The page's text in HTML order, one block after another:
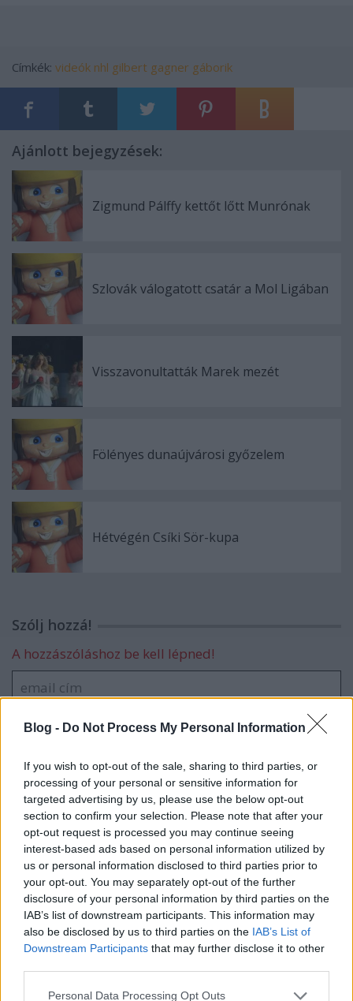
Blog - Do Not Process My Personal Information
If you wish to opt-out of the sale, sharing to third parties, or
processing of your personal or sensitive information for
targeted advertising by us, please use the below opt-out
section to confirm your selection. Please note that after your
opt-out request is processed you may continue seeing
interest-based ads based on personal information utilized by
us or personal information disclosed to third parties prior to
your opt-out. You may separately opt-out of the further
disclosure of your personal information by third parties on the
IAB’s list of downstream participants. This information may
also be disclosed by us to third parties on the IAB’s List of
Downstream Participants that may further disclose it to other
Please note that this website/app uses one or more Google
Personal Data Processing Opt Outs
Címkék: videók nhl gilbert gagner gáborik
Ajánlott bejegyzések:
Zigmund Pálffy kettőt lőtt Munrónak
Szlovák válogatott csatár a Mol Ligában
Visszavonultatták Marek mezét
Fölényes dunaújvárosi győzelem
Hétvégén Csíki Sör-kupa
Szólj hozzá!
A hozzászóláshoz be kell lépned!
VAGY
SakiCitizen
17 éve
Ez hihetetlen! Besza... már elnézést, de még az előzőt
emésztem :) az NHLes fiúk ismét kitettek magukért